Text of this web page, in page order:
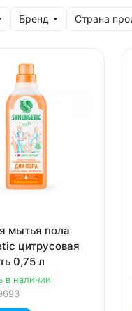
Бренд Страна
мытья пола
цитрусовая
0,75 л
в наличии